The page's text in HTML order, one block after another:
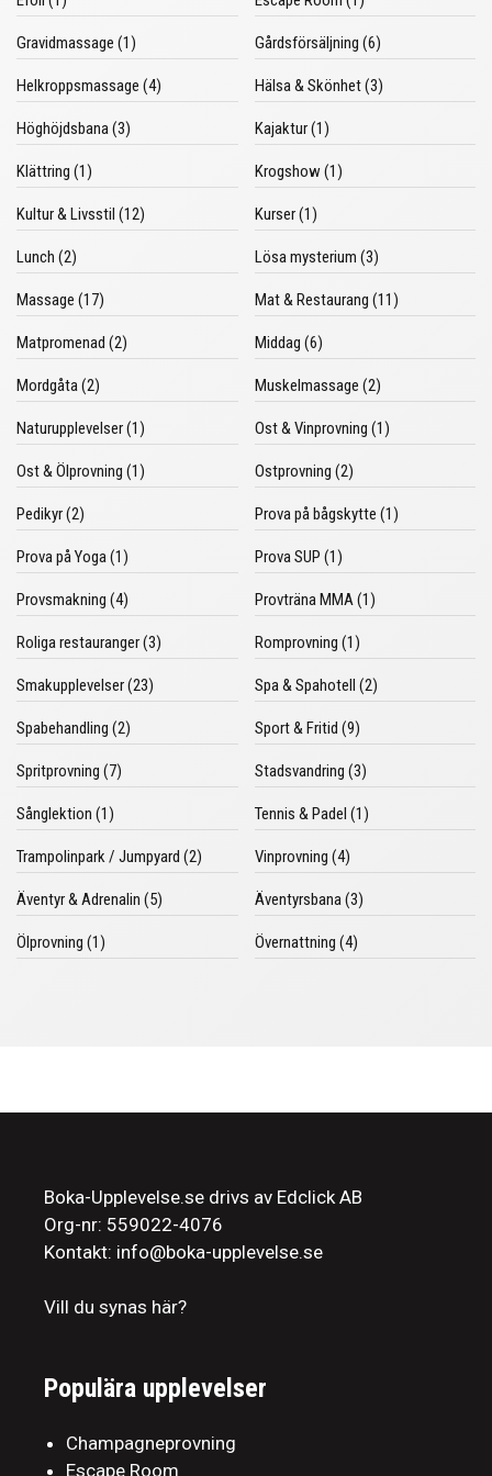
Gravidmassage (1) Gårdsförsäljning (6)
Helkroppsmassage (4) Hälsa & Skönhet (3)
Höghöjdsbana (3) Kajaktur (1)
Klättring (1) Krogshow (1)
Kultur & Livsstil (12) Kurser (1)
Lunch (2) Lösa mysterium (3)
Massage (17) Mat & Restaurang (11)
Matpromenad (2) Middag (6)
Mordgåta (2) Muskelmassage (2)
Naturupplevelser (1) Ost & Vinprovning (1)
Ost & Ölprovning (1) Ostprovning (2)
Pedikyr (2) Prova på bågskytte (1)
Prova på Yoga (1) Prova SUP (1)
Provsmakning (4) Provträna MMA (1)
Roliga restauranger (3) Romprovning (1)
Smakupplevelser (23) Spa & Spahotell (2)
Spabehandling (2) Sport & Fritid (9)
Spritprovning (7) Stadsvandring (3)
Sånglektion (1) Tennis & Padel (1)
Trampolinpark / Jumpyard (2) Vinprovning (4)
Äventyr & Adrenalin (5) Äventyrsbana (3)
Ölprovning (1) Övernattning (4)
Boka-Upplevelse.se drivs av Edclick AB
Org-nr: 559022-4076
Kontakt: info@boka-upplevelse.se
Vill du synas här?
Populära upplevelser
Champagneprovning
Escape Room